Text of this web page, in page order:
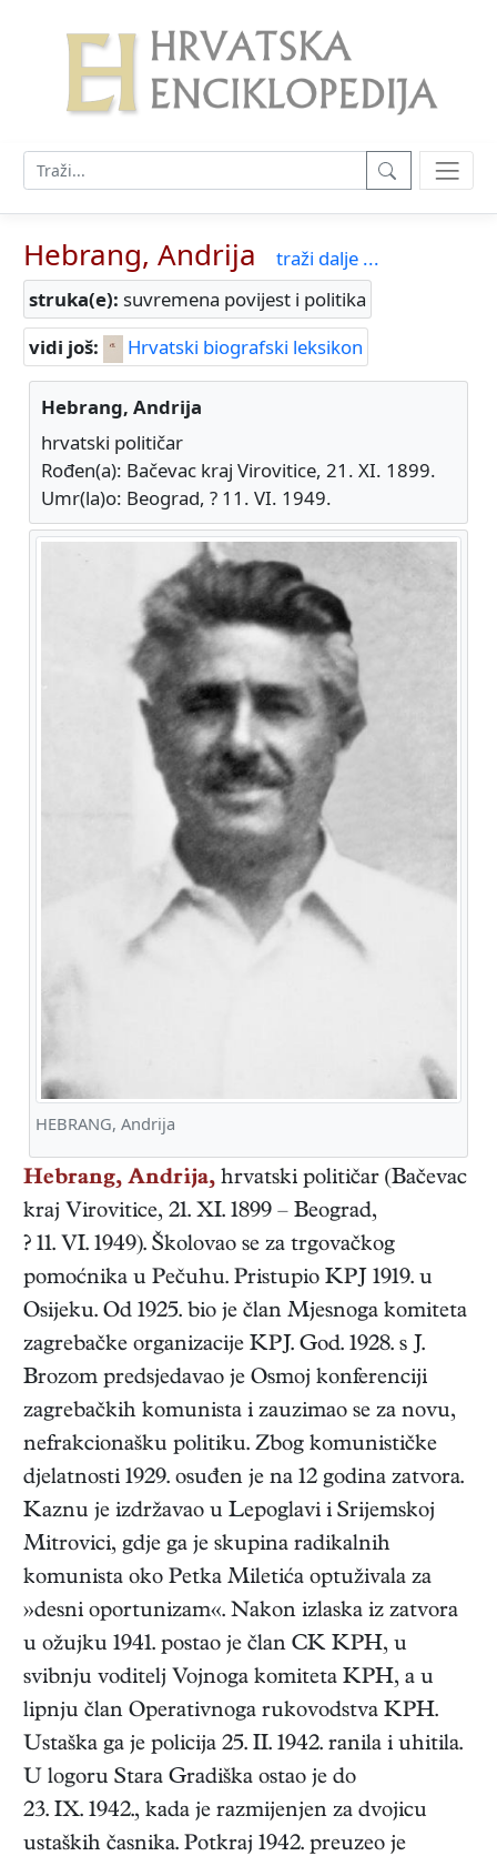
Hebrang, Andrija
traži dalje ...
struka(e): suvremena povijest i politika
vidi još:
Hrvatski biografski leksikon
Hebrang, Andrija
hrvatski političar
Rođen(a): Bačevac kraj Virovitice, 21. XI. 1899.
Umr(la)o: Beograd, ? 11. VI. 1949.
HEBRANG, Andrija
Hebrang, Andrija, hrvatski političar (Bačevac
kraj Virovitice, 21. XI. 1899 – Beograd,
? 11. VI. 1949). Školovao se za trgovačkog
pomoćnika u Pečuhu. Pristupio KPJ 1919. u
Osijeku. Od 1925. bio je član Mjesnoga komiteta
zagrebačke organizacije KPJ. God. 1928. s J.
Brozom predsjedavao je Osmoj konferenciji
zagrebačkih komunista i zauzimao se za novu,
nefrakcionašku politiku. Zbog komunističke
djelatnosti 1929. osuđen je na 12 godina zatvora.
Kaznu je izdržavao u Lepoglavi i Srijemskoj
Mitrovici, gdje ga je skupina radikalnih
komunista oko Petka Miletića optuživala za
»desni oportunizam«. Nakon izlaska iz zatvora
u ožujku 1941. postao je član CK KPH, u
svibnju voditelj Vojnoga komiteta KPH, a u
lipnju član Operativnoga rukovodstva KPH.
Ustaška ga je policija 25. II. 1942. ranila i uhitila.
U logoru Stara Gradiška ostao je do
23. IX. 1942., kada je razmijenjen za dvojicu
ustaških časnika. Potkraj 1942. preuzeo je